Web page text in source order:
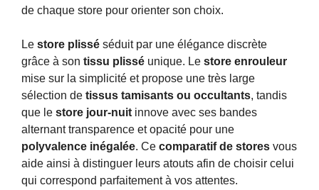
de chaque store pour orienter son choix.
Le store plissé séduit par une élégance discrète
grâce à son tissu plissé unique. Le store enrouleur
mise sur la simplicité et propose une très large
sélection de tissus tamisants ou occultants, tandis
que le store jour-nuit innove avec ses bandes
alternant transparence et opacité pour une
polyvalence inégalée. Ce comparatif de stores vous
aide ainsi à distinguer leurs atouts afin de choisir celui
qui correspond parfaitement à vos attentes.